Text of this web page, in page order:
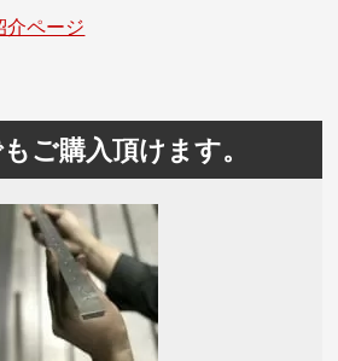
介ページ
ご購入頂けます。